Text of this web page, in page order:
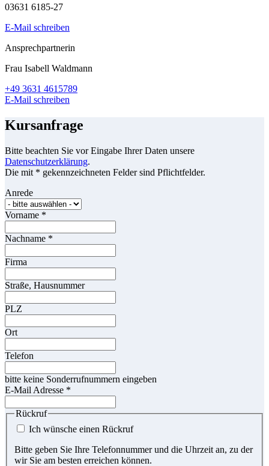
03631 6185-27
E-Mail schreiben
Ansprechpartnerin
Frau Isabell Waldmann
+49 3631 4615789
E-Mail schreiben
Kursanfrage
Bitte beachten Sie vor Eingabe Ihrer Daten unsere
Datenschutzerklärung.
Die mit * gekennzeichneten Felder sind Pflichtfelder.
Anrede
Vorname *
Nachname *
Firma
Straße, Hausnummer
PLZ
Ort
Telefon
bitte keine Sonderrufnummern eingeben
E-Mail Adresse *
Rückruf
Ich wünsche einen Rückruf
Bitte geben Sie Ihre Telefonnummer und die Uhrzeit an, zu der
wir Sie am besten erreichen können.